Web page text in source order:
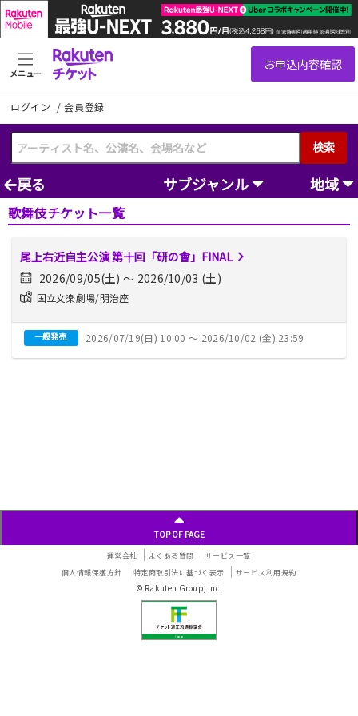
ログイン /会員登録
検索
メニュー
戻る サブジャンル 地域
歌舞伎チケット一覧
尾上右近自主公演 第十回「研の會」FINAL
2026/09/05(土) 〜 2026/10/03 (土)
国立文楽劇場/明治座
一般発売 2026/07/19(日) 10:00 〜 2026/10/02 (金) 23:59
TOP OF PAGE
運営会社 よくある質問
サービス一覧
個人情報保護方針
特定商取引法に基づく表示 サービス利用規約
© Rakuten Group, Inc.